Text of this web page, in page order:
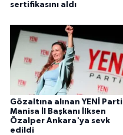
sertifikasını aldı
Gözaltına alınan YENİ Parti
Manisa İl Başkanı İlksen
Özalper Ankara'ya sevk
edildi